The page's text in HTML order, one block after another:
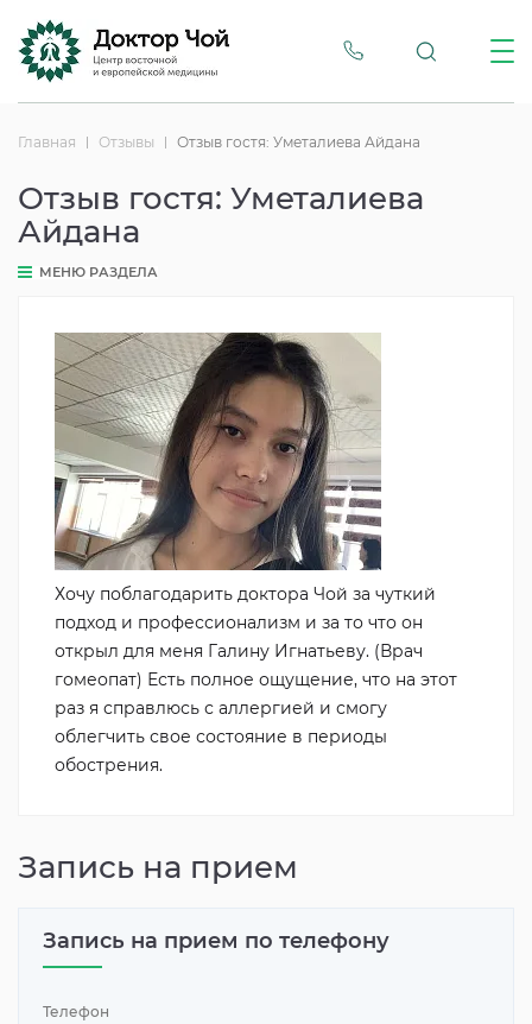
Главная Отзывы Отзыв гостя: Уметалиева Айдана
Отзыв гостя: Уметалиева
Айдана
МЕНЮ РАЗДЕЛА
Хочу поблагодарить доктора Чой за чуткий
подход и профессионализм и за то что он
открыл для меня Галину Игнатьеву. (Врач
гомеопат) Есть полное ощущение, что на этот
раз я справлюсь с аллергией и смогу
облегчить свое состояние в периоды
обострения.
Запись на прием
Запись на прием по телефону
Телефон